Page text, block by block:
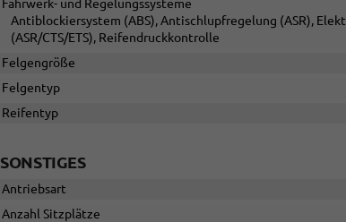
Fahrwerk- und Regelungssysteme
Antiblockiersystem (ABS), Antischlupfregelung (ASR),
(ASR/CTS/ETS), Reifendruckkontrolle
Felgengröße
Felgentyp
Reifentyp
SONSTIGES
Antriebsart
Anzahl Sitzplätze